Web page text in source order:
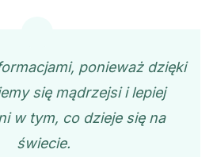
ponieważ dzięki
się mądrzejsi i lepiej
w tym, co dzieje się na
świecie.